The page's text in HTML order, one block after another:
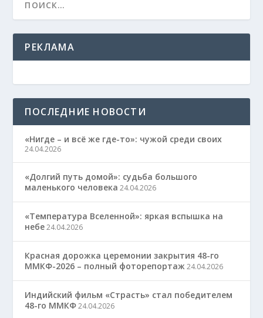
РЕКЛАМА
ПОСЛЕДНИЕ НОВОСТИ
«Нигде – и всё же где-то»: чужой среди своих
24.04.2026
«Долгий путь домой»: судьба большого
маленького человека 24.04.2026
«Температура Вселенной»: яркая вспышка на
небе 24.04.2026
Красная дорожка церемонии закрытия 48-го
ММКФ-2026 – полный фоторепортаж 24.04.2026
Индийский фильм «Страсть» стал победителем
48-го ММКФ 24.04.2026